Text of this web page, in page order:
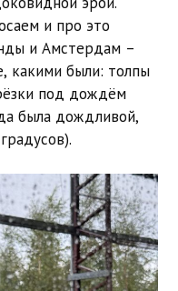
и про это
и Амстердам –
какими были: толпы
под дождём
была дождливой,